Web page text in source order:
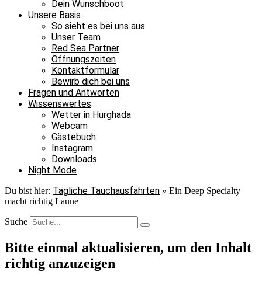
Dein Wunschboot
Unsere Basis
So sieht es bei uns aus
Unser Team
Red Sea Partner
Öffnungszeiten
Kontaktformular
Bewirb dich bei uns
Fragen und Antworten
Wissenswertes
Wetter in Hurghada
Webcam
Gästebuch
Instagram
Downloads
Night Mode
Du bist hier: Tägliche Tauchausfahrten » Ein Deep Specialty
macht richtig Laune
Suche
Bitte einmal aktualisieren, um den Inhalt
richtig anzuzeigen